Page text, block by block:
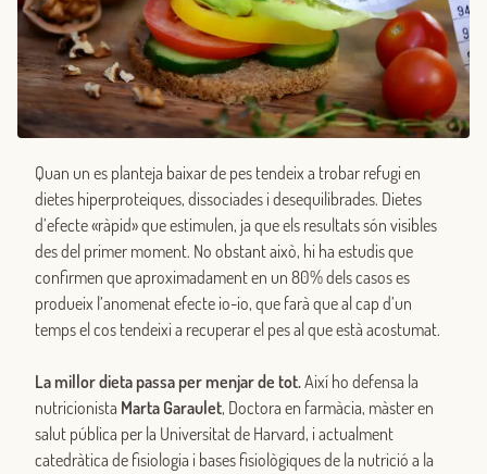
Quan un es planteja baixar de pes tendeix a trobar refugi en
dietes hiperproteiques, dissociades i desequilibrades. Dietes
d’efecte «ràpid» que estimulen, ja que els resultats són visibles
des del primer moment. No obstant això, hi ha estudis que
confirmen que aproximadament en un 80% dels casos es
produeix l’anomenat efecte io-io, que farà que al cap d’un
temps el cos tendeixi a recuperar el pes al que està acostumat.
Lamillor dieta passa per menjar de tot.Així ho defensa la
nutricionista Marta Garaulet, Doctora en farmàcia, màster en
salut pública per la Universitat de Harvard, i actualment
catedràtica de fisiologia i bases fisiològiques de la nutrició a la